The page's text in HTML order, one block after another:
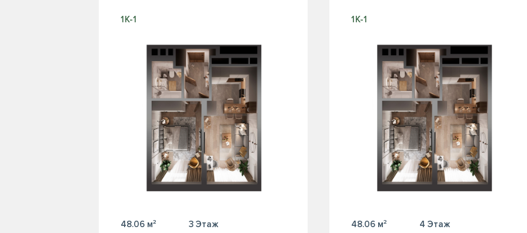
1К-1
48.06 м² 3 Этаж
1К-1
48.06 м² 4 Этаж